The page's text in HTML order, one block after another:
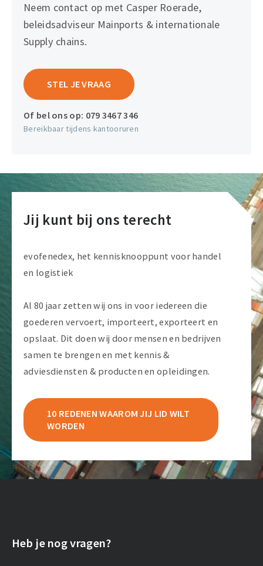
Neem contact op met Casper Roerade,
beleidsadviseur Mainports & internationale
Supply chains.
STEL JE VRAAG
Of bel ons op: 079 3467 346
Bereikbaar tijdens kantooruren
Jij kunt bij ons terecht
evofenedex, het kennisknooppunt voor handel
en logistiek
Al 80 jaar zetten wij ons in voor iedereen die
goederen vervoert, importeert, exporteert en
opslaat. Dit doen wij door mensen en bedrijven
samen te brengen en met kennis &
adviesdiensten & producten en opleidingen.
10 REDENEN WAAROM JIJ LID WILT
WORDEN
Heb je nog vragen?